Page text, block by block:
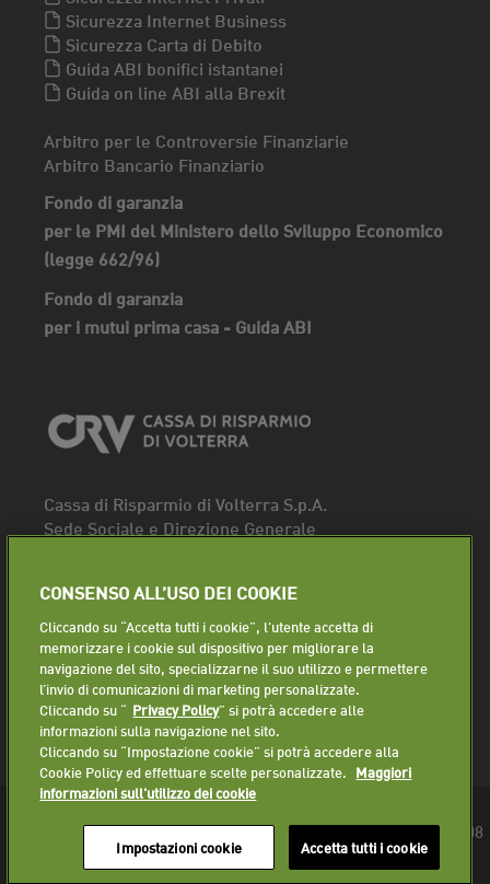
Sicurezza Internet Business
Sicurezza Carta di Debito
Guida ABI bonifici istantanei
Guida on line ABI alla Brexit
Arbitro per le Controversie Finanziarie
Arbitro Bancario Finanziario
Fondo di garanzia
per le PMI del Ministero dello Sviluppo Economico
(legge 662/96)
Fondo di garanzia
per i mutui prima casa - Guida ABI
Cassa di Risparmio di Volterra S.p.A.
Sede Sociale e Direzione Generale
Fax. 0588 86940
Segui la pagina
Lavora con noi
© 2018 Cassa di Risparmio di Volterra S.p.A. - P.IVA 01225610508
CONSENSO ALL’USO DEI COOKIE
Cliccando su “Accetta tutti i cookie”, l'utente accetta di
memorizzare i cookie sul dispositivo per migliorare la
navigazione del sito, specializzarne il suo utilizzo e permettere
l’invio di comunicazioni di marketing personalizzate.
Cliccando su “ Privacy Policy” si potrà accedere alle
informazioni sulla navigazione nel sito.
Cliccando su “Impostazione cookie” si potrà accedere alla
Cookie Policy ed effettuare scelte personalizzate. Maggiori
informazioni sull'utilizzo dei cookie
Accetta tutti i cookie
Impostazioni cookie